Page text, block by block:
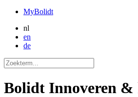
MyBolidt
nl
en
de
Bolidt Innoveren